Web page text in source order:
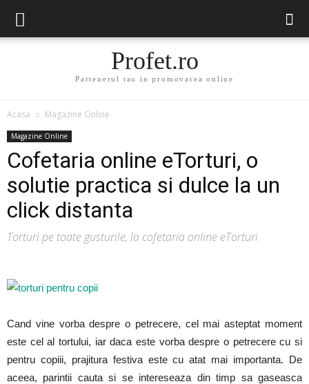
Profet.ro
Partenerul tau in promovarea online
Acasa Magazine Online
Magazine Online
Cofetaria online eTorturi, o
solutie practica si dulce la un
click distanta
Torturi pe toate gusturile, la cofetaria online eTorturi
Cand vine vorba despre o petrecere, cel mai asteptat moment
este cel al tortului, iar daca este vorba despre o petrecere cu si
pentru copiii, prajitura festiva este cu atat mai importanta. De
aceea, parintii cauta si se intereseaza din timp sa gaseasca